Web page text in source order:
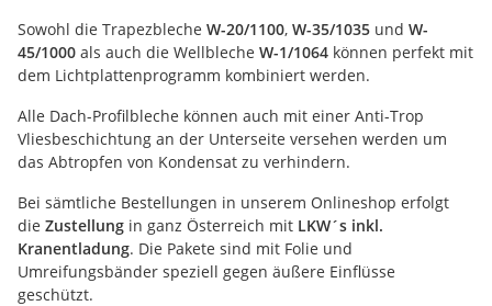
Sowohl die Trapezbleche W-20/1100, W-35/1035 und W-
45/1000 als auch die Wellbleche W-1/1064 können perfekt mit
dem Lichtplattenprogramm kombiniert werden.
Alle Dach-Profilbleche können auch mit einer Anti-Trop
Vliesbeschichtung an der Unterseite versehen werden um
das Abtropfen von Kondensat zu verhindern.
Bei sämtliche Bestellungen in unserem Onlineshop erfolgt
die Zustellung in ganz Österreich mit LKW´s inkl.
Kranentladung. Die Pakete sind mit Folie und
Umreifungsbänder speziell gegen äußere Einflüsse
geschützt.